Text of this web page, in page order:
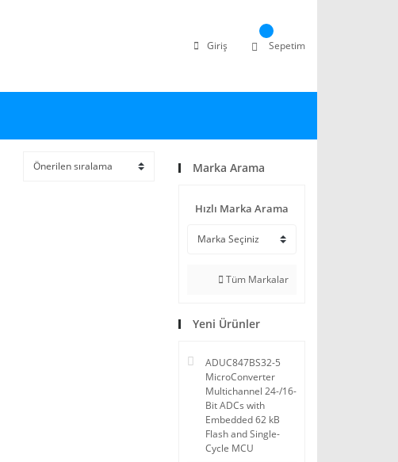
Giriş Sepetim
Marka Arama
Hızlı Marka Arama
Tüm Markalar
Yeni Ürünler
ADUC847BS32-5
MicroConverter
Multichannel 24-/16-
Bit ADCs with
Embedded 62 kB
Flash and Single-
Cycle MCU